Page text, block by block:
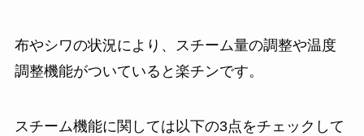
布やシワの状況により、スチーム量の調整や温度
調整機能がついていると楽チンです。
スチーム機能に関しては以下の3点をチェックして